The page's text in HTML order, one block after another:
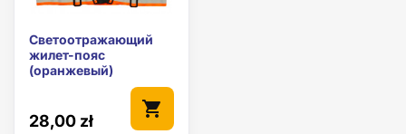
Светоотражающий
жилет-пояс
(оранжевый)
28,00 zł
shopping_cart